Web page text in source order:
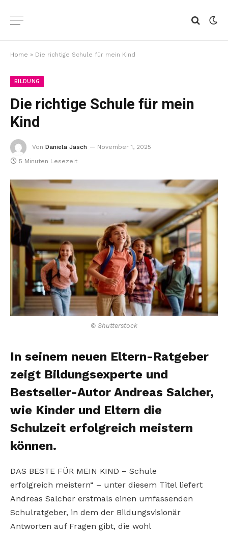
Home » Die richtige Schule für mein Kind
BILDUNG
Die richtige Schule für mein
Kind
Von Daniela Jasch
November 1, 2025
5 Minuten Lesezeit
© Shutterstock
In seinem neuen Eltern-Ratgeber
zeigt Bildungsexperte und
Bestseller-Autor Andreas Salcher,
wie Kinder und Eltern die
Schulzeit erfolgreich meistern
können.
DAS BESTE FÜR MEIN KIND – Schule
erfolgreich meistern“ – unter diesem Titel liefert
Andreas Salcher erstmals einen umfassenden
Schulratgeber, in dem der Bildungsvisionär
Antworten auf Fragen gibt, die wohl